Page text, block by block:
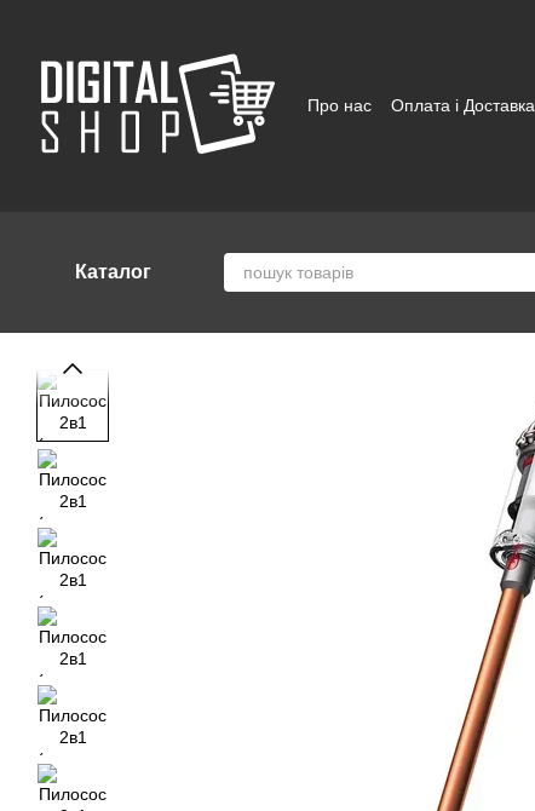
Про нас Оплата і Доставка
Каталог